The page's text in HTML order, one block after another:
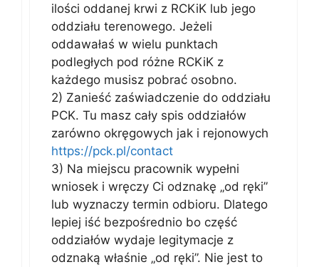
ilości oddanej krwi z RCKiK lub jego
oddziału terenowego. Jeżeli
oddawałaś w wielu punktach
podległych pod różne RCKiK z
każdego musisz pobrać osobno.
2) Zanieść zaświadczenie do oddziału
PCK. Tu masz cały spis oddziałów
zarówno okręgowych jak i rejonowych
https://pck.pl/contact
3) Na miejscu pracownik wypełni
wniosek i wręczy Ci odznakę „od ręki”
lub wyznaczy termin odbioru. Dlatego
lepiej iść bezpośrednio bo część
oddziałów wydaje legitymacje z
odznaką właśnie „od ręki”. Nie jest to